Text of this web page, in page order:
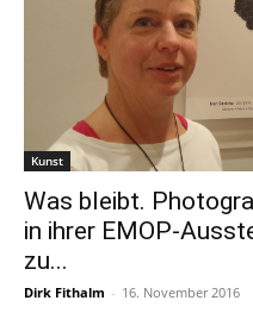
Kunst
Was bleibt.
in ihrer EMOP-
zu...
Dirk Fithalm - 16. November 2016